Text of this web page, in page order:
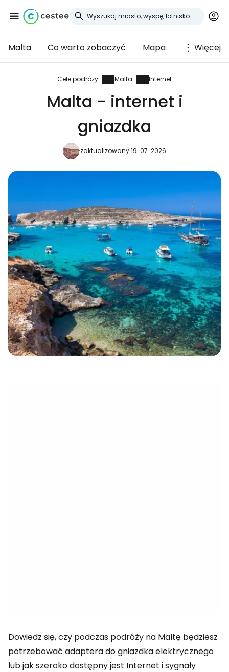
Malta Co warto zobaczyć Mapa Więcej
Cele podróży Malta Internet
Malta - internet i
gniazdka
zaktualizowany 19. 07. 2026
Dowiedz się, czy podczas podróży na Maltę będziesz
potrzebować adaptera do gniazdka elektrycznego
lub jak szeroko dostępny jest Internet i sygnały
Zaloguj się do
Cestee
... światowej społeczności podróżniczej
Kontynuuj z Google
Kontynuuj z e-mailem